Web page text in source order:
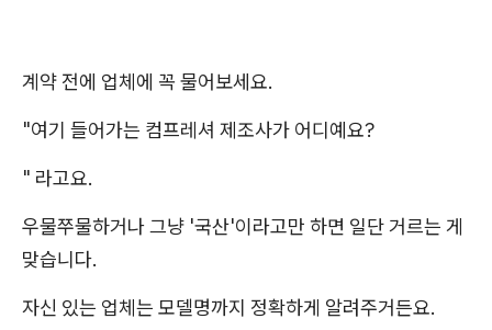
계약 전에 업체에 꼭 물어보세요.
"여기 들어가는 컴프레셔 제조사가 어디예요?
" 라고요.
우물쭈물하거나 그냥 '국산'이라고만 하면 일단 거르는 게
맞습니다.
자신 있는 업체는 모델명까지 정확하게 알려주거든요.